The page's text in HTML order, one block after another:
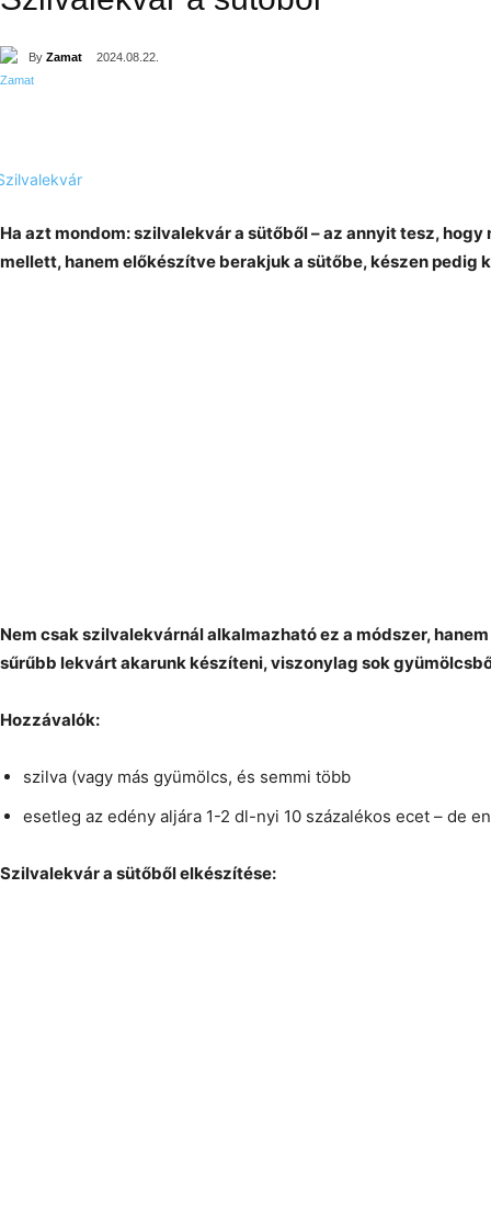
By Zamat 2024.08.22.
Ha azt mondom: szilvalekvár a sütőből – az annyit tesz,
mellett, hanem előkészítve berakjuk a sütőbe, készen pedig
Nem csak szilvalekvárnál alkalmazható ez a módszer,
sűrűbb lekvárt akarunk készíteni, viszonylag sok
Hozzávalók:
szilva (vagy más gyümölcs, és semmi több
esetleg az edény aljára 1-2 dl-nyi 10 százalékos ecet – de
Szilvalekvár a sütőből elkészítése: